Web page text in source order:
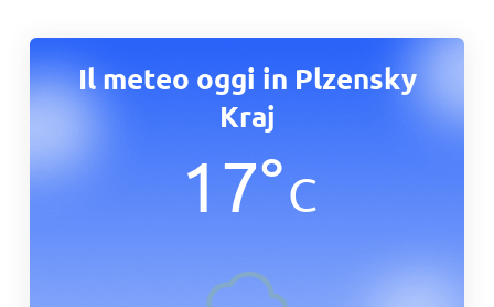
Il meteo oggi in Plzensky
Kraj
17°C